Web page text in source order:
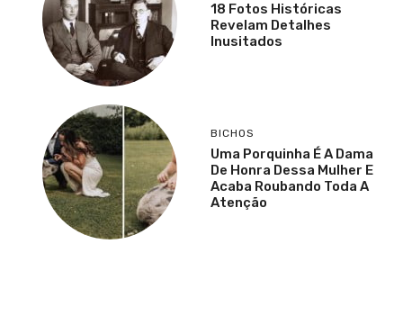
18 Fotos Históricas
Revelam Detalhes
Inusitados
BICHOS
Uma Porquinha É A Dama
De Honra Dessa Mulher E
Acaba Roubando Toda A
Atenção